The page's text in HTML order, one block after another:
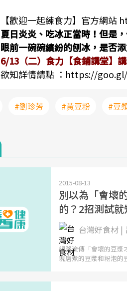
【歡迎一起練食力】官方網站
夏日炎炎、吃冰正當時！但是
眼前一碗碗繽紛的刨冰，是否
6/13（二）食力【食鋪講堂】
欲知詳情請點 ： https://
#劉珍芳 #黃豆粉 #豆
2015-08-13
別以為「會壞
的？2招測試就
台灣好食材
網路流傳「會壞的豆漿
現磨煮的豆漿和粉泡的